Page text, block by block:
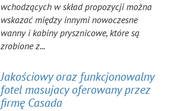
wchodzących w skład propozycji można
wskazać między innymi nowoczesne
wanny i kabiny prysznicowe, które są
zrobione z...
Jakościowy oraz funkcjonowalny
fotel masujacy oferowany przez
firmę Casada